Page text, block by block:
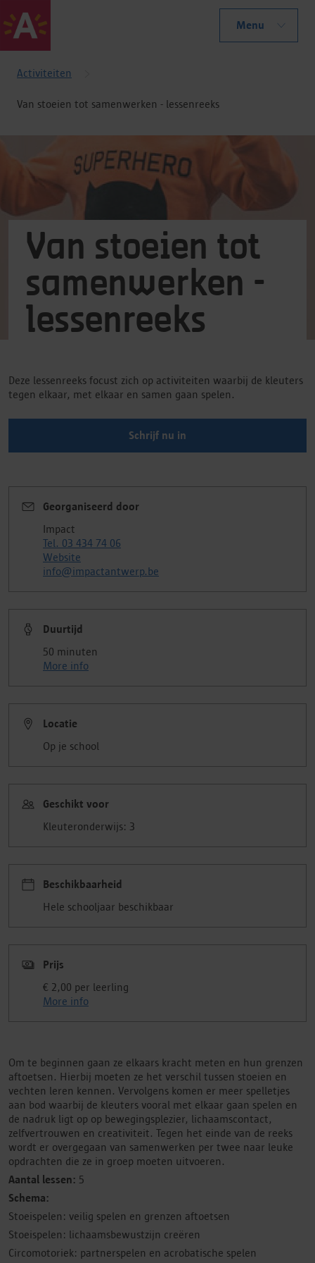
Menu
Activiteiten
Van stoeien tot samenwerken - lessenreeks
Van stoeien tot
samenwerken -
lessenreeks
Deze lessenreeks focust zich op activiteiten waarbij de kleuters
tegen elkaar, met elkaar en samen gaan spelen.
Schrijf nu in
Georganiseerd door
Impact
Tel. 03 434 74 06
Website
info@impactantwerp.be
Duurtijd
50 minuten
More info
Locatie
Op je school
Geschikt voor
Kleuteronderwijs: 3
Beschikbaarheid
Hele schooljaar beschikbaar
Prijs
€ 2,00 per leerling
More info
Om te beginnen gaan ze elkaars kracht meten en hun grenzen
aftoetsen. Hierbij moeten ze het verschil tussen stoeien en
vechten leren kennen. Vervolgens komen er meer spelletjes
aan bod waarbij de kleuters vooral met elkaar gaan spelen en
de nadruk ligt op op bewegingsplezier, lichaamscontact,
zelfvertrouwen en creativiteit. Tegen het einde van de reeks
wordt er overgegaan van samenwerken per twee naar leuke
opdrachten die ze in groep moeten uitvoeren.
Aantal lessen: 5
Schema:
Stoeispelen: veilig spelen en grenzen aftoetsen
Stoeispelen: lichaamsbewustzijn creëren
Circomotoriek: partnerspelen en acrobatische spelen